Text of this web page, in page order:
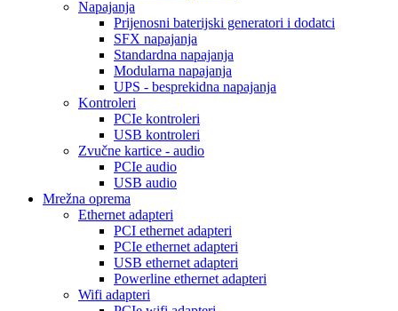
Napajanja
Prijenosni baterijski generatori i dodatci
SFX napajanja
Standardna napajanja
Modularna napajanja
UPS - besprekidna napajanja
Kontroleri
PCIe kontroleri
USB kontroleri
Zvučne kartice - audio
PCIe audio
USB audio
Mrežna oprema
Ethernet adapteri
PCI ethernet adapteri
PCIe ethernet adapteri
USB ethernet adapteri
Powerline ethernet adapteri
Wifi adapteri